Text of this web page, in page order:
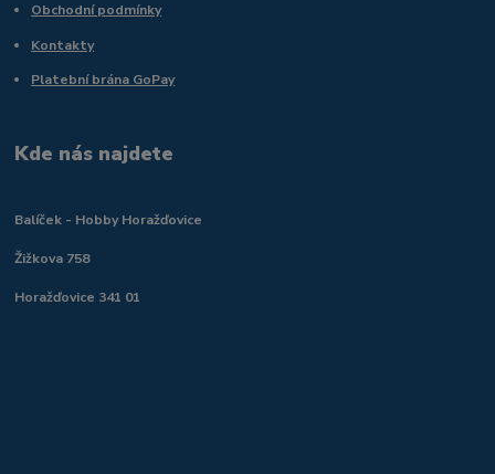
Obchodní podmínky
Kontakty
Platební brána GoPay
Kde nás najdete
Balíček - Hobby Horažďovice
Žižkova 758
Horažďovice 341 01